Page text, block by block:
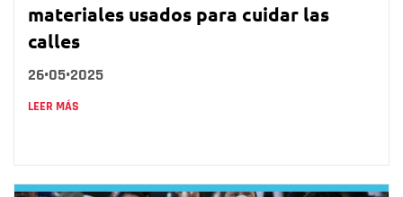
materiales usados para cuidar las
calles
26•05•2025
LEER MÁS